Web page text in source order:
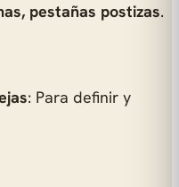
pestañas postizas.
: Para definir y